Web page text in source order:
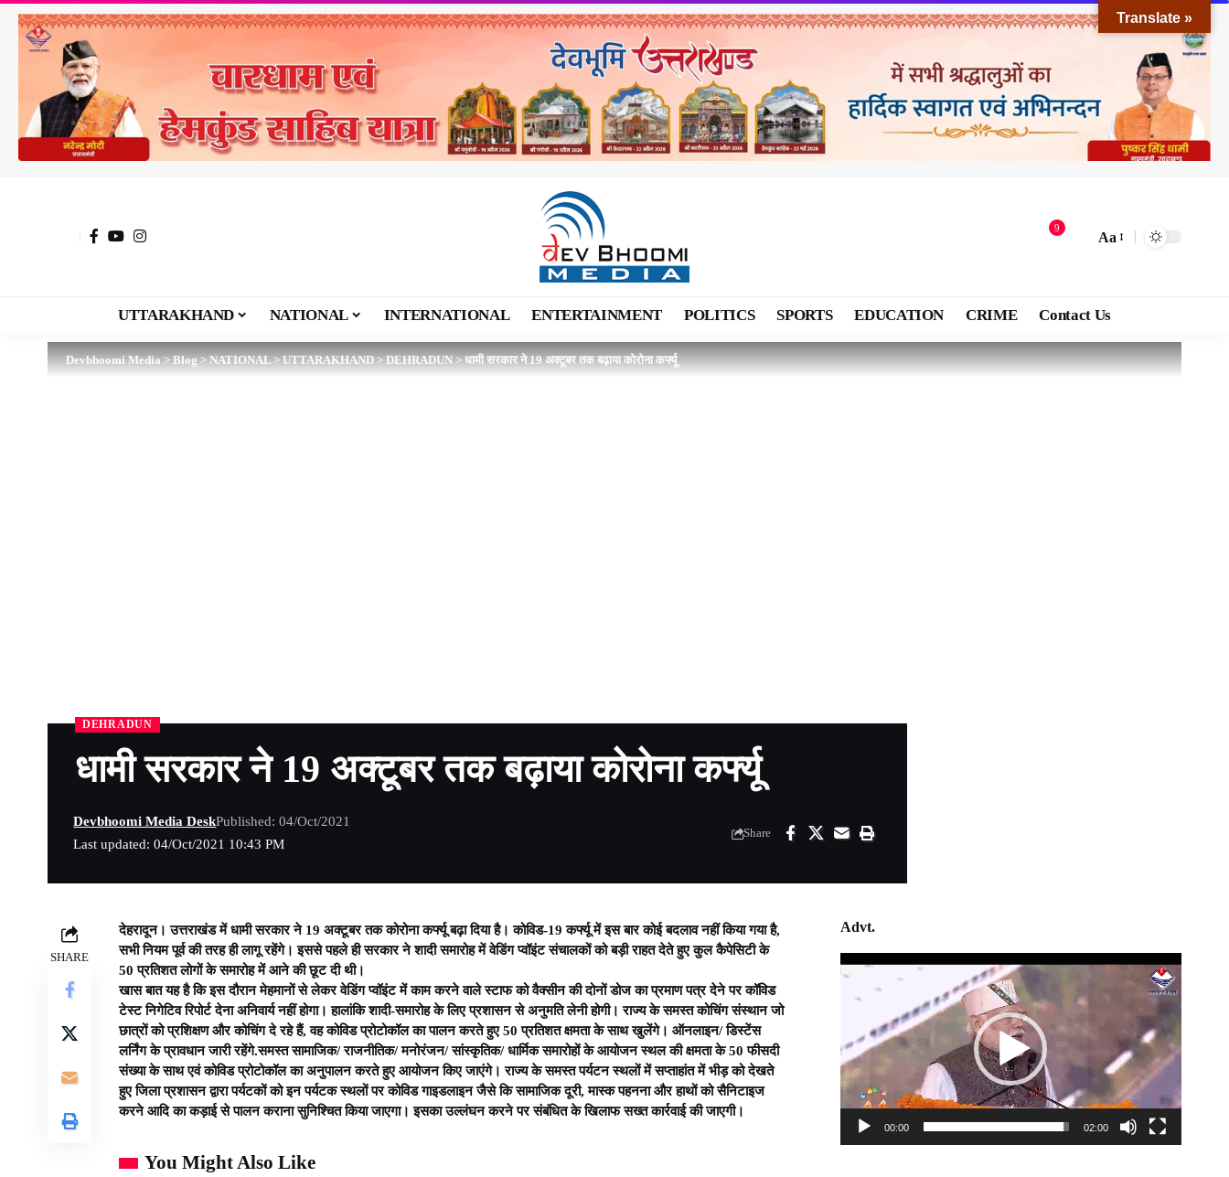
9
Aa
UTTARAKHAND NATIONAL INTERNATIONAL ENTERTAINMENT POLITICS SPORTS EDUCATION CRIME Contact Us
Devbhoomi Media>Blog>NATIONAL>UTTARAKHAND>DEHRADUN>धामी सरकार ने 19 अक्टूबर तक बढ़ाया कोरोना कर्फ्यू
DEHRADUN
धामी सरकार ने 19 अक्टूबर तक बढ़ाया कोरोना कर्फ्यू
Last updated: 04/Oct/2021 10:43 PM
Devbhoomi Media DeskPublished: 04/Oct/2021
Share
SHARE
देहरादून। उत्तराखंड में धामी सरकार ने 19 अक्टूबर तक कोरोना कर्फ्यू बढ़ा दिया है। कोविड-19 कर्फ्यू में इस बार कोई बदलाव नहीं किया गया है,
सभी नियम पूर्व की तरह ही लागू रहेंगे। इससे पहले ही सरकार ने शादी समारोह में वेडिंग प्वॉइंट संचालकों को बड़ी राहत देते हुए कुल कैपेसिटी के
50 प्रतिशत लोगों के समारोह में आने की छूट दी थी।
खास बात यह है कि इस दौरान मेहमानों से लेकर वेडिंग प्वॉइंट में काम करने वाले स्टाफ को वैक्सीन की दोनों डोज का प्रमाण पत्र देने पर कॉविड
टेस्ट निगेटिव रिपोर्ट देना अनिवार्य नहीं होगा। हालांकि शादी-समारोह के लिए प्रशासन से अनुमति लेनी होगी। राज्य के समस्त कोचिंग संस्थान जो
छात्रों को प्रशिक्षण और कोचिंग दे रहे हैं, वह कोविड प्रोटोकॉल का पालन करते हुए 50 प्रतिशत क्षमता के साथ खुलेंगे। ऑनलाइन/ डिस्टेंस
लर्निंग के प्रावधान जारी रहेंगे.समस्त सामाजिक/ राजनीतिक/ मनोरंजन/ सांस्कृतिक/ धार्मिक समारोहों के आयोजन स्थल की क्षमता के 50 फीसदी
संख्या के साथ एवं कोविड प्रोटोकॉल का अनुपालन करते हुए आयोजन किए जाएंगे। राज्य के समस्त पर्यटन स्थलों में सप्ताहांत में भीड़ को देखते
हुए जिला प्रशासन द्वारा पर्यटकों को इन पर्यटक स्थलों पर कोविड गाइडलाइन जैसे कि सामाजिक दूरी, मास्क पहनना और हाथों को सैनिटाइज
करने आदि का कड़ाई से पालन कराना सुनिश्चित किया जाएगा। इसका उल्लंघन करने पर संबंधित के खिलाफ सख्त कार्रवाई की जाएगी।
You Might Also Like
Advt.
Video
00:00 02:00
Translate »